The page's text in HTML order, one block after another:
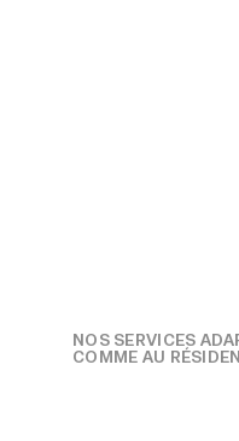
NOS SERVICES
COMME AU